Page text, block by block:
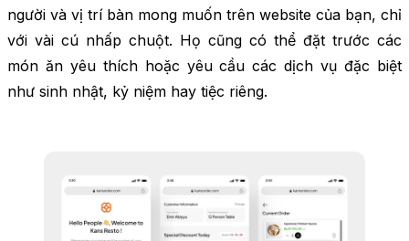
người và vị trí bàn mong muốn trên website của bạn, chỉ
với vài cú nhấp chuột. Họ cũng có thể đặt trước các
món ăn yêu thích hoặc yêu cầu các dịch vụ đặc biệt
như sinh nhật, kỷ niệm hay tiệc riêng.